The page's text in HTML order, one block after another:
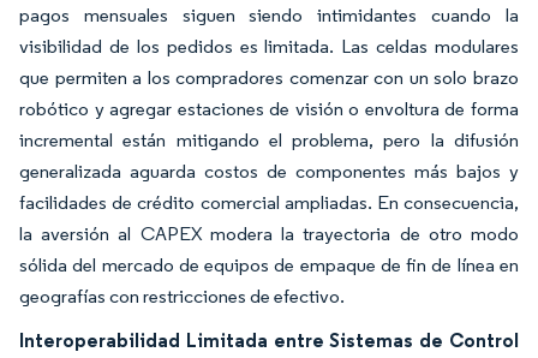
pagos mensuales siguen siendo intimidantes cuando la
visibilidad de los pedidos es limitada. Las celdas modulares
que permiten a los compradores comenzar con un solo brazo
robótico y agregar estaciones de visión o envoltura de forma
incremental están mitigando el problema, pero la difusión
generalizada aguarda costos de componentes más bajos y
facilidades de crédito comercial ampliadas. En consecuencia,
la aversión al CAPEX modera la trayectoria de otro modo
sólida del mercado de equipos de empaque de fin de línea en
geografías con restricciones de efectivo.
Interoperabilidad Limitada entre Sistemas de Control